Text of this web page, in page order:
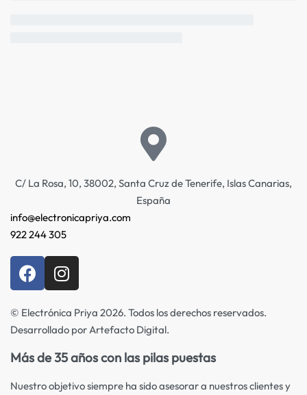
C/ La Rosa, 10, 38002, Santa Cruz de Tenerife, Islas Canarias,
España
info@electronicapriya.com
922 244 305
© Electrónica Priya 2026. Todos los derechos reservados.
Desarrollado por Artefacto Digital.
Más de 35 años con las pilas puestas
Nuestro objetivo siempre ha sido asesorar a nuestros clientes y